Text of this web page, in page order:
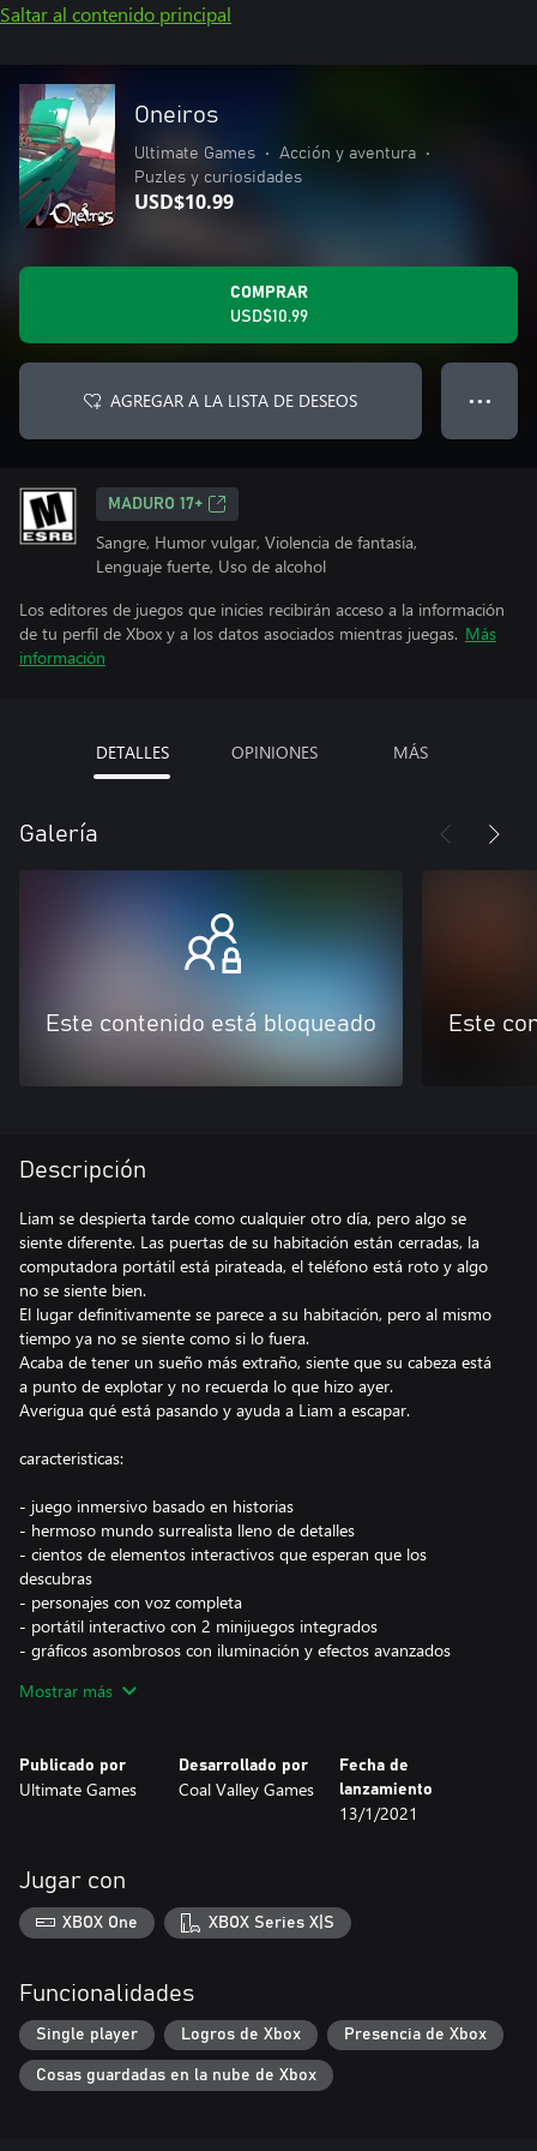
Saltar al contenido principal
Oneiros
Ultimate Games • Acción y aventura
•
Puzles y curiosidades
USD$10.99
COMPRAR
USD$10.99
AGREGAR A LA LISTA DE DESEOS ● ● ●
MADURO 17+
Sangre, Humor vulgar, Violencia de fantasía,
Lenguaje fuerte, Uso de alcohol
Los editores de juegos que inicies recibirán acceso a la información
de tu perfil de Xbox y a los datos asociados mientras juegas. Más
información
DETALLES OPINIONES MÁS
Galería
Este contenido está bloqueado Este
Descripción
Liam se despierta tarde como cualquier otro día, pero algo se
siente diferente. Las puertas de su habitación están cerradas, la
computadora portátil está pirateada, el teléfono está roto y algo
no se siente bien.
El lugar definitivamente se parece a su habitación, pero al mismo
tiempo ya no se siente como si lo fuera.
Acaba de tener un sueño más extraño, siente que su cabeza está
a punto de explotar y no recuerda lo que hizo ayer.
Averigua qué está pasando y ayuda a Liam a escapar.
caracteristicas:
- juego inmersivo basado en historias
- hermoso mundo surrealista lleno de detalles
- cientos de elementos interactivos que esperan que los
descubras
- personajes con voz completa
- portátil interactivo con 2 minijuegos integrados
- gráficos asombrosos con iluminación y efectos avanzados
- muchos rompecabezas para resolver
- mecánica de fabricación / construcción
Mostrar más
Publicado por
Ultimate Games
Desarrollado por
Coal Valley Games
Fecha de
lanzamiento
13/1/2021
Jugar con
XBOX One XBOX Series X|S
Funcionalidades
Single player Logros de Xbox Presencia de Xbox
Cosas guardadas en la nube de Xbox